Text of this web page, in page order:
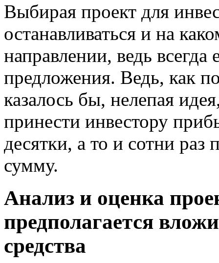
Выбирая проект для
останавливаться и на
направлении, ведь всегда
предложения. Ведь, как
казалось бы, нелепая
принести инвестору
десятки, а то и сотни
сумму.
Анализ и оценка
предполагается
средства